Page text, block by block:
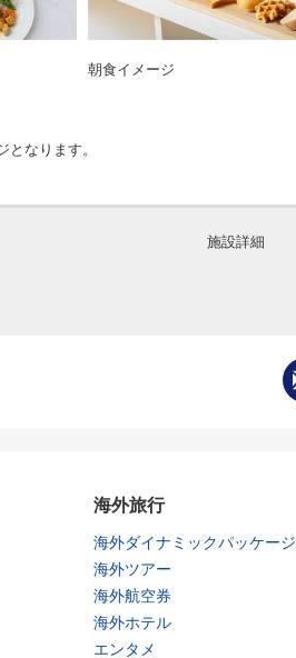
朝食イメージ
なります。
施設詳細
海外旅行
海外ダイナミックパッケージ
海外ツアー
海外航空券
海外ホテル
エンタメ